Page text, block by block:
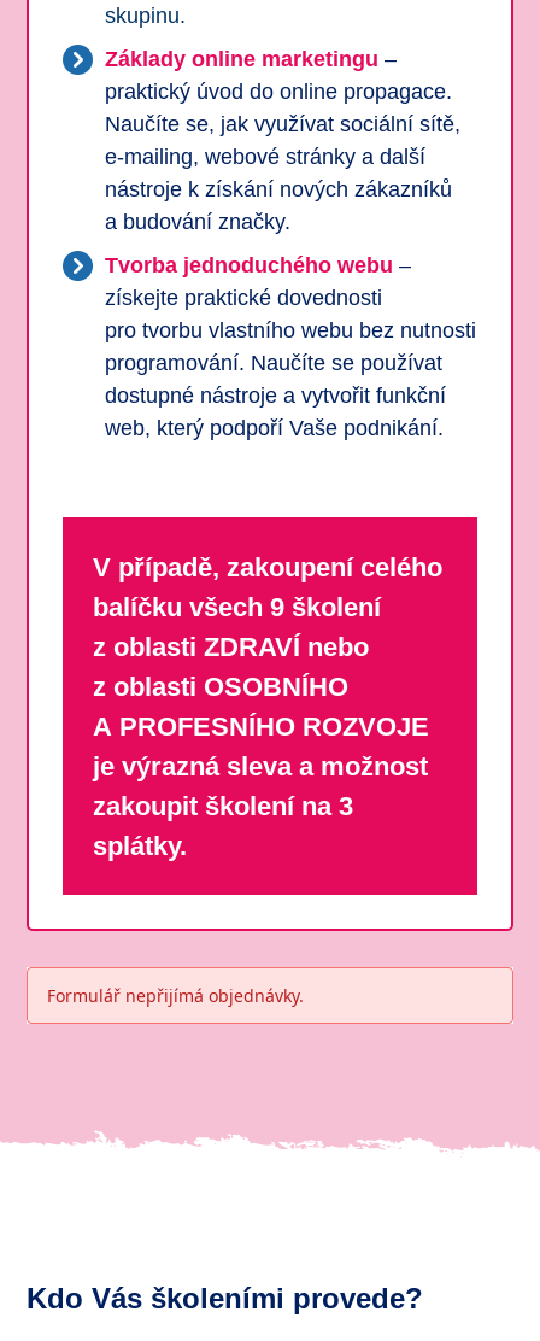
skupinu.
Základy online marketingu –
praktický úvod do online propagace.
Naučíte se, jak využívat sociální sítě,
e-mailing, webové stránky a další
nástroje k získání nových zákazníků
a budování značky.
Tvorba jednoduchého webu –
získejte praktické dovednosti
pro tvorbu vlastního webu bez nutnosti
programování. Naučíte se používat
dostupné nástroje a vytvořit funkční
web, který podpoří Vaše podnikání.
V případě, zakoupení celého
balíčku všech 9 školení
z oblasti ZDRAVÍ nebo
z oblasti OSOBNÍHO
A PROFESNÍHO ROZVOJE
je výrazná sleva a možnost
zakoupit školení na 3
splátky.
Formulář nepřijímá objednávky.
Kdo Vás školeními provede?